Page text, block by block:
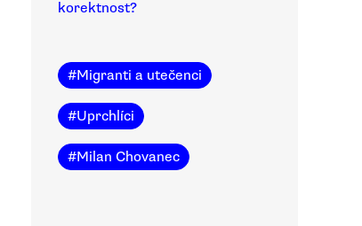
korektnost?
#Migranti a utečenci
#Uprchlíci
#Milan Chovanec